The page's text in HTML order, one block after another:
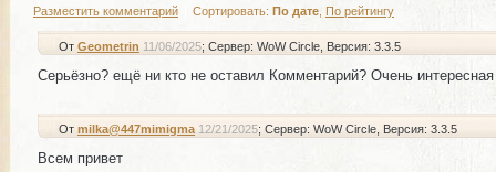
Разместить комментарий Сортировать: По дате По рейтингу
От Geometrin 11/06/2025; Сервер: WoW Circle , Версия: 3.3.5
Серьёзно? ещё ни кто не оставил Комментарий? Очень
От milka@447mimigma 12/21/2025; Сервер: WoW Circle , Версия: 3.3.5
Всем привет